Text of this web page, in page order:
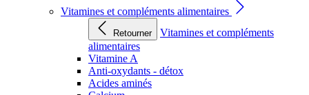
Vitamines et compléments alimentaires
Retourner
Vitamines et compléments
alimentaires
Vitamine A
Anti-oxydants - détox
Acides aminés